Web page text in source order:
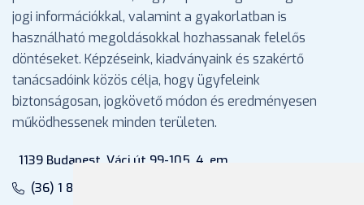
jogi információkkal, valamint a gyakorlatban is
használható megoldásokkal hozhassanak felelős
döntéseket. Képzéseink, kiadványaink és szakértő
tanácsadóink közös célja, hogy ügyfeleink
biztonságosan, jogkövető módon és eredményesen
működhessenek minden területen.
1139 Budapest, Váci út 99-105. 4. em.
(36) 1 880 76 00